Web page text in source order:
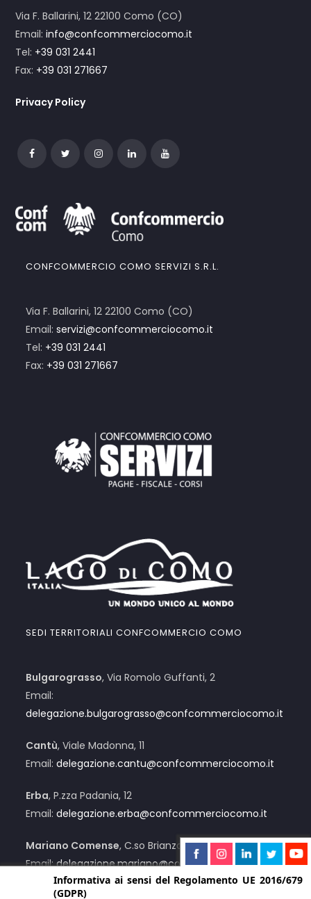
Via F. Ballarini, 12 22100 Como (CO)
Email:info@confcommerciocomo.it
Tel: +39 031 2441
Fax: +39 031 271667
Privacy Policy
CONFCOMMERCIO COMO SERVIZI S.R.L.
Via F. Ballarini, 12 22100 Como (CO)
Email:servizi@confcommerciocomo.it
Tel: +39 031 2441
Fax: +39 031 271667
SEDI TERRITORIALI CONFCOMMERCIO COMO
Bulgarograsso, Via Romolo Guffanti, 2
Email:
delegazione.bulgarograsso@confcommerciocomo.it
Cantù, Viale Madonna, 11
Email:delegazione.cantu@confcommerciocomo.it
Erba, P.zza Padania, 12
Email:delegazione.erba@confcommerciocomo.it
Mariano Comense, C.so Brianza, 12/C
Email:delegazione.mariano@confcommerciocomo.it
Menaggio, Via Lusardi, 55
Informativa ai sensi del Regolamento UE 2016/679
(GDPR)